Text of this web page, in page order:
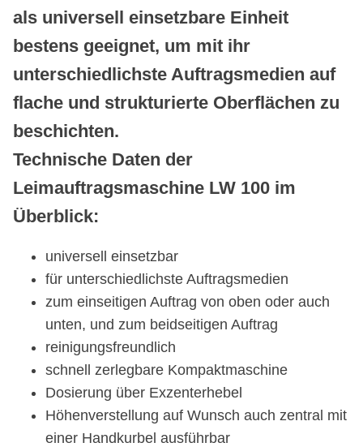
als universell einsetzbare Einheit
bestens geeignet, um mit ihr
unterschiedlichste Auftragsmedien auf
flache und strukturierte Oberflächen zu
beschichten.
Technische Daten der
Leimauftragsmaschine LW 100 im
Überblick:
universell einsetzbar
für unterschiedlichste Auftragsmedien
zum einseitigen Auftrag von oben oder auch
unten, und zum beidseitigen Auftrag
reinigungsfreundlich
schnell zerlegbare Kompaktmaschine
Dosierung über Exzenterhebel
Höhenverstellung auf Wunsch auch zentral mit
einer Handkurbel ausführbar